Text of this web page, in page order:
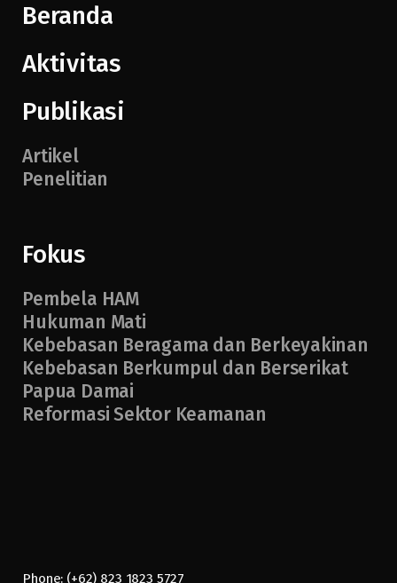
Beranda
Aktivitas
Publikasi
Artikel
Penelitian
Fokus
Pembela HAM
Hukuman Mati
Kebebasan Beragama dan Berkeyakinan
Kebebasan Berkumpul dan Berserikat
Papua Damai
Reformasi Sektor Keamanan
Phone: (+62) 823 1823 5727